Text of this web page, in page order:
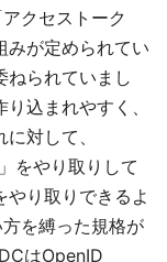
クセストーク
みが定められてい
ねられていまし
込まれやすく、
対して、
をやり取りして
やり取りできるよ
を縛った規格が
はOpenID